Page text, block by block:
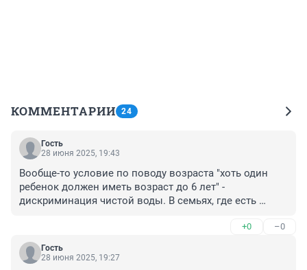
КОММЕНТАРИИ 24
Гость
28 июня 2025, 19:43
Вообще-то условие по поводу возраста "хоть один
ребенок должен иметь возраст до 6 лет" -
дискриминация чистой воды. В семьях, где есть
семейной ипотеки, имеют свои комнаты, красивые
современные дворы и школы, обедают в большой
кухне. А что остается семьям, где дети старше?
+0 –0
Гость
28 июня 2025, 19:27